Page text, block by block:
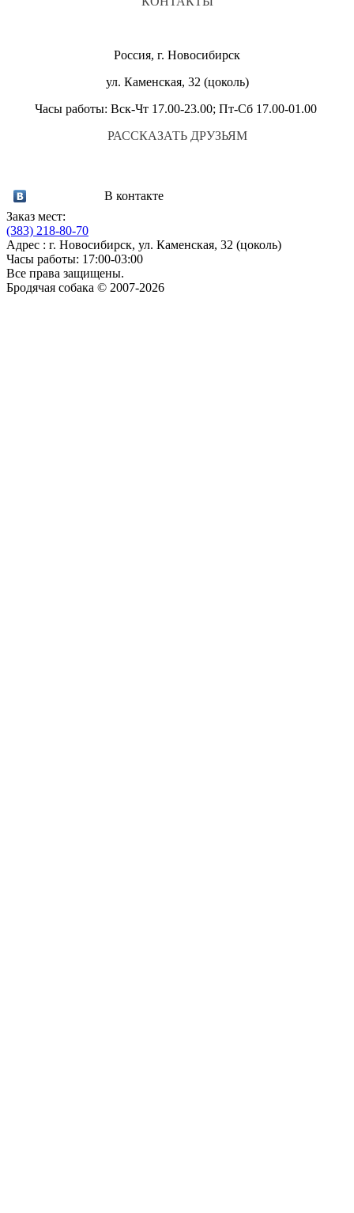
Россия, г. Новосибирск
ул. Каменская, 32 (цоколь)
Часы работы: Вск-Чт 17.00-23.00; Пт-Сб 17.00-01.00
РАССКАЗАТЬ ДРУЗЬЯМ
В контакте
Заказ мест:
(383) 218-80-70
Адрес : г. Новосибирск, ул. Каменская, 32 (цоколь)
Часы работы: 17:00-03:00
Все права защищены.
Бродячая собака © 2007-2026